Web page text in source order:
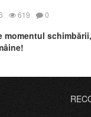
619 0
momentul schimbării,